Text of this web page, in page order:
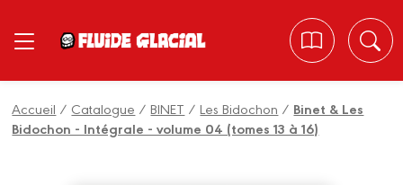
Accueil / Catalogue /BINET /Les Bidochon / Binet & Les
Bidochon - Intégrale - volume 04 (tomes 13 à 16)